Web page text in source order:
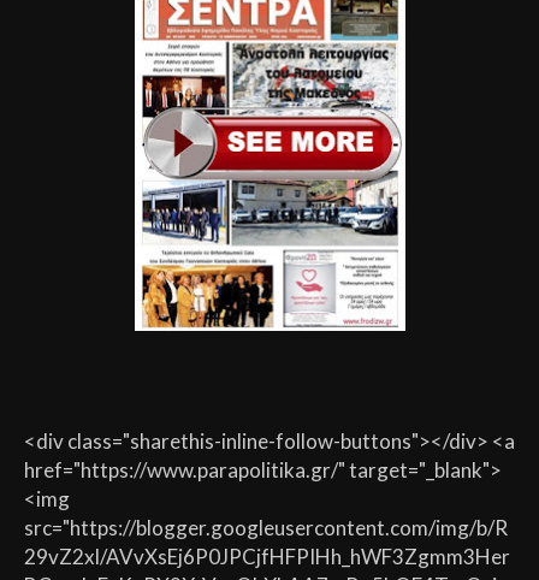
<div class="sharethis-inline-follow-buttons"></div> <a
href="https://www.parapolitika.gr/" target="_blank">
<img
src="https://blogger.googleusercontent.com/img/b/R
29vZ2xl/AVvXsEj6P0JPCjfHFPIHh_hWF3Zgmm3Her